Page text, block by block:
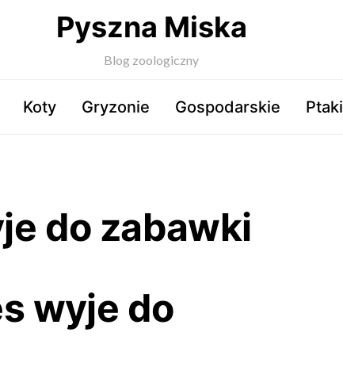
Pyszna Miska
Blog zoologiczny
Koty Gryzonie Gospodarskie Ptaki
do zabawki
wyje do